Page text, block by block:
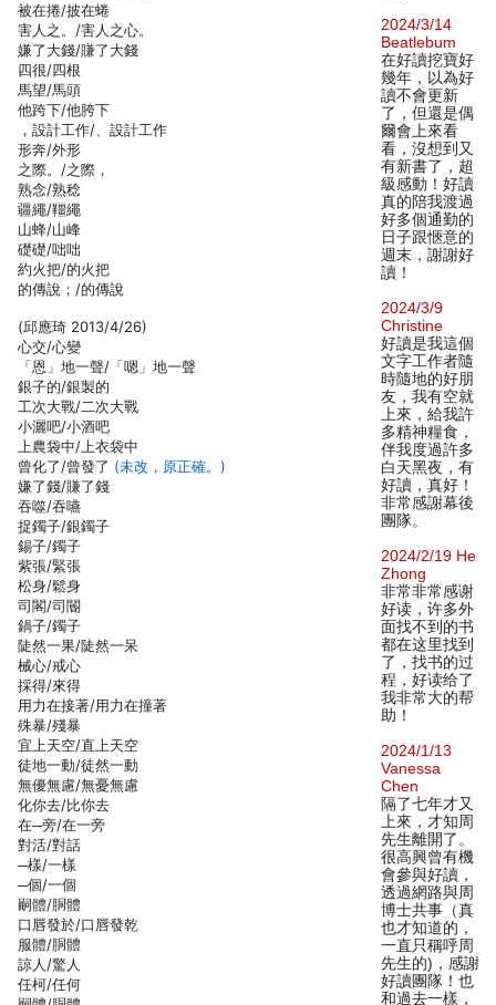
被在捲/披在蜷
害人之。/害人之心。
嫌了大錢/賺了大錢
四很/四根
馬望/馬頭
他跨下/他胯下
，設計工作/、設計工作
形奔/外形
之際。/之際，
熟念/熟稔
疆繩/韁繩
山蜂/山峰
礎礎/咄咄
約火把/的火把
的傳說；/的傳說
(邱應琦 2013/4/26)
心交/心變
「恩」地一聲/「嗯」地一聲
銀子的/銀製的
工次大戰/二次大戰
小灑吧/小酒吧
上農袋中/上衣袋中
曾化了/曾發了 (未改，原正確。)
嫌了錢/賺了錢
吞噬/吞嚥
捉鐲子/銀鐲子
錫子/鐲子
紫張/緊張
松身/鬆身
司閣/司閽
鍋子/鐲子
陡然一果/陡然一呆
械心/戒心
採得/來得
用力在接著/用力在撞著
殊暴/殘暴
宜上天空/直上天空
徒地一動/徒然一動
無優無慮/無憂無慮
化你去/比你去
在─旁/在一旁
對活/對話
─樣/一樣
─個/一個
嗣體/胴體
口唇發於/口唇發乾
服體/胴體
諒人/驚人
任柯/任何
2024/3/14
Beatlebum
在好讀挖寶好
幾年，以為好
讀不會更新
了，但還是偶
爾會上來看
看，沒想到又
有新書了，超
級感動！好讀
真的陪我渡過
好多個通勤的
日子跟愜意的
週末，謝謝好
讀！
2024/3/9
Christine
好讀是我這個
文字工作者隨
時隨地的好朋
友，我有空就
上來，給我許
多精神糧食，
伴我度過許多
白天黑夜，有
好讀，真好！
非常感謝幕後
團隊。
2024/2/19 He
Zhong
非常非常感谢
好读，许多外
面找不到的书
都在这里找到
了，找书的过
程，好读给了
我非常大的帮
助！
2024/1/13
Vanessa
Chen
隔了七年才又
上來，才知周
先生離開了。
很高興曾有機
會參與好讀，
透過網路與周
博士共事（真
也才知道的，
一直只稱呼周
先生的)，感謝
好讀團隊！也
和過去一樣，